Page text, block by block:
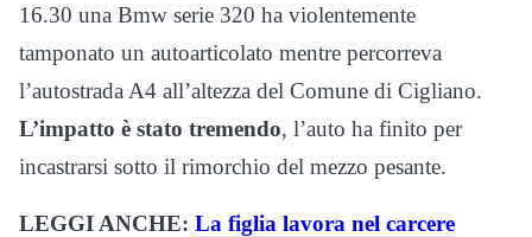
16.30 una Bmw serie 320 ha violentemente
tamponato un autoarticolato mentre percorreva
l’autostrada A4 all’altezza del Comune di Cigliano.
L’impatto è stato tremendo, l’auto ha finito per
incastrarsi sotto il rimorchio del mezzo pesante.
LEGGI ANCHE: La figlia lavora nel carcere